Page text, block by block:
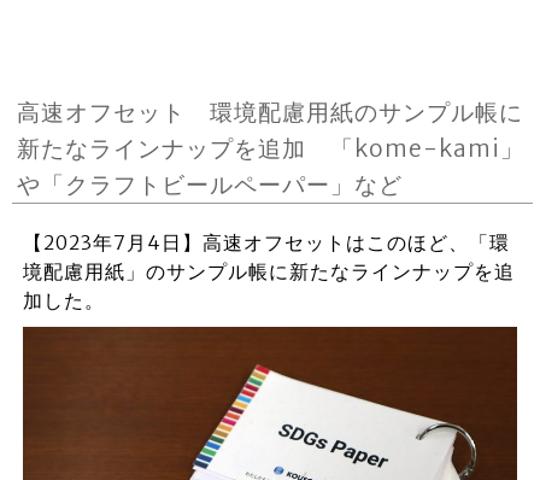
高速オフセット 環境配慮用紙のサンプル帳に
新たなラインナップを追加 「kome-kami」
や「クラフトビールペーパー」など
【2023年7月4日】高速オフセットはこのほど、「環
境配慮用紙」のサンプル帳に新たなラインナップを追
加した。